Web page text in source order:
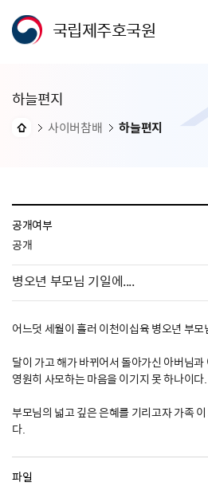
국립제주호국원
하늘편지
사이버참배 하늘편지
공개여부
공개
병오년 부모님 기일에....
어느덧 세월이 흘러 이천이십육 병오년 부
달이 가고 해가 바뀌어서 돌아가신 아버님
영원히 사모하는 마음을 이기지 못 하나이다.
부모님의 넓고 깊은 은혜를 기리고자 가족
다.
파일